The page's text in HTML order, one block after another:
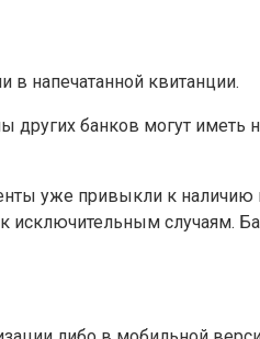
напечатанной квитанции.
банков могут иметь
уже привыкли к наличию
исключительным случаям.